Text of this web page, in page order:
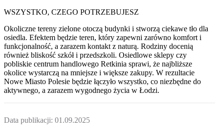
WSZYSTKO, CZEGO POTRZEBUJESZ
Okoliczne tereny zielone otoczą budynki i stworzą ciekawe tło dla
osiedla. Efektem będzie teren, który zapewni zarówno komfort i
funkcjonalność, a zarazem kontakt z naturą. Rodziny docenią
również bliskość szkół i przedszkoli. Osiedlowe sklepy czy
pobliskie centrum handlowego Retkinia sprawi, że najbliższe
okolice wystarczą na mniejsze i większe zakupy. W rezultacie
Nowe Miasto Polesie będzie łączyło wszystko, co niezbędne do
aktywnego, a zarazem wygodnego życia w Łodzi.
Data publikacji: 01.09.2025